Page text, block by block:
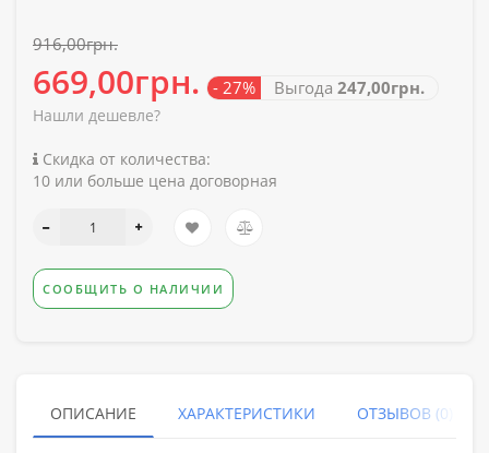
916,00грн.
669,00грн. - 27% Выгода 247,00грн.
Нашли дешевле?
Скидка от количества:
10 или больше цена договорная
СООБЩИТЬ О НАЛИЧИИ
ОПИСАНИЕ ХАРАКТЕРИСТИКИ ОТЗЫВОВ (0)